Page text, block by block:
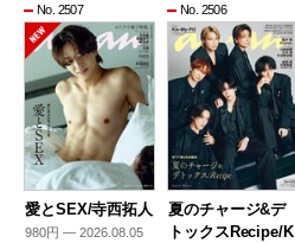
No. 2507
愛とSEX/寺西拓人
980円 — 2026.08.05
No. 2506
夏のチャージ&デ
トックスRecipe/K